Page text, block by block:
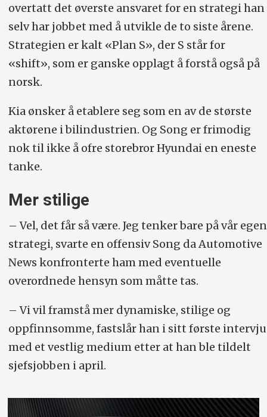
overtatt det øverste ansvaret for en strategi han
selv har jobbet med å utvikle de to siste årene.
Strategien er kalt «Plan S», der S står for
«shift», som er ganske opplagt å forstå også på
norsk.
Kia ønsker å etablere seg som en av de største
aktørene i bilindustrien. Og Song er frimodig
nok til ikke å ofre storebror Hyundai en eneste
tanke.
Mer stilige
– Vel, det får så være. Jeg tenker bare på vår egen
strategi, svarte en offensiv Song da Automotive
News konfronterte ham med eventuelle
overordnede hensyn som måtte tas.
– Vi vil framstå mer dynamiske, stilige og
oppfinnsomme, fastslår han i sitt første intervju
med et vestlig medium etter at han ble tildelt
sjefsjobben i april.